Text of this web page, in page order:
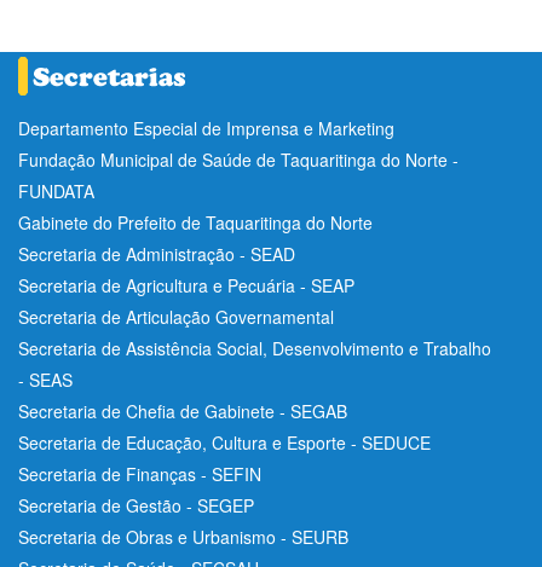
Departamento Especial de Imprensa e Marketing
Fundação Municipal de Saúde de Taquaritinga do Norte -
FUNDATA
Gabinete do Prefeito de Taquaritinga do Norte
Secretaria de Administração - SEAD
Secretaria de Agricultura e Pecuária - SEAP
Secretaria de Articulação Governamental
Secretaria de Assistência Social, Desenvolvimento e Trabalho
- SEAS
Secretaria de Chefia de Gabinete - SEGAB
Secretaria de Educação, Cultura e Esporte - SEDUCE
Secretaria de Finanças - SEFIN
Secretaria de Gestão - SEGEP
Secretaria de Obras e Urbanismo - SEURB